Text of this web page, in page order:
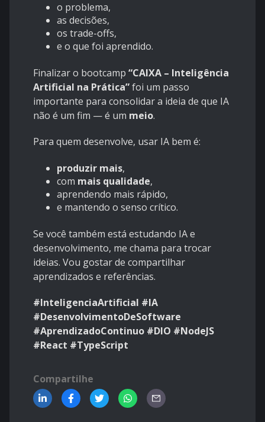
o problema,
as decisões,
os trade-offs,
e o que foi aprendido.
Finalizar o bootcamp “CAIXA – Inteligência
Artificial na Prática”foi um passo
importante para consolidar a ideia de que IA
não é um fim — é um meio.
Para quem desenvolve, usar IA bem é:
produzir mais,
com mais qualidade,
aprendendo mais rápido,
e mantendo o senso crítico.
Se você também está estudando IA e
desenvolvimento, me chama para trocar
ideias. Vou gostar de compartilhar
aprendizados e referências.
#InteligenciaArtificial #IA
#DesenvolvimentoDeSoftware
#AprendizadoContinuo #DIO #NodeJS
#React #TypeScript
Compartilhe